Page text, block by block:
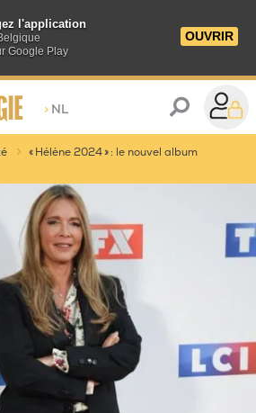
l'application
Google Play
OUVRIR
> NL
« Hélène 2024 » : le nouvel album